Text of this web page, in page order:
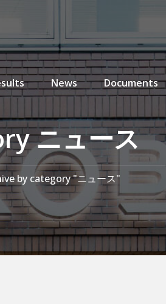
News Documents
ニュース
by category "ニュース"